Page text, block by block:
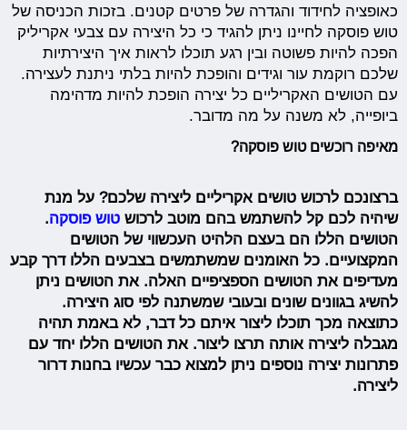
כאופציה לחידוד והגדרה של פרטים קטנים. בזכות הכניסה של
טוש פוסקה לחיינו ניתן להגיד כי כל היצירה עם צבעי אקריליק
הפכה להיות פשוטה ובין רגע תוכלו לראות איך היצירתיות
שלכם רוקמת עור וגידים והופכת להיות בלתי ניתנת לעצירה.
עם הטושים האקריליים כל יצירה הופכת להיות מדהימה
ביופייה, לא משנה על מה מדובר.
מאיפה רוכשים טוש פוסקה?
ברצונכם לרכוש טושים אקריליים ליצירה שלכם? על מנת
שיהיה לכם קל להשתמש בהם מוטב לרכושטוש פוסקה.
הטושים הללו הם בעצם הלהיט העכשווי של הטושים
המקצועיים. כל האומנים שמשתמשים בצבעים הללו דרך קבע
מעדיפים את הטושים הספציפיים האלה. את הטושים ניתן
להשיג בגוונים שונים ובעובי שמשתנה לפי סוג היצירה.
כתוצאה מכך תוכלו ליצור איתם כל דבר, לא באמת תהיה
מגבלה ליצירה אותה תרצו ליצור. את הטושים הללו יחד עם
פתרונות יצירה נוספים ניתן למצוא כבר עכשיו בחנות דרור
ליצירה.